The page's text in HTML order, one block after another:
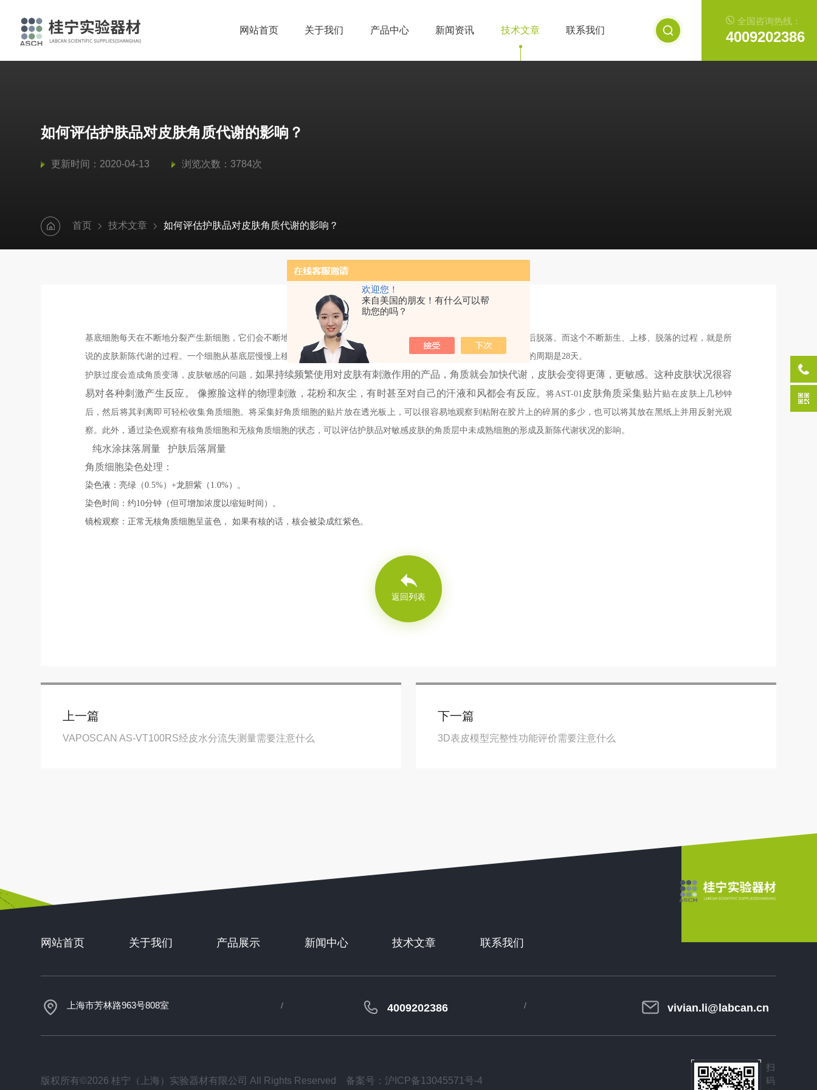
欢迎您！
来自美国的朋友！有什么可以帮
助您的吗？
全国咨询热线：
4009202386
网站首页 关于我们 产品中心 新闻资讯 技术文章 联系我们
如何评估护肤品对皮肤角质代谢的影响？
更新时间：2020-04-13 浏览次数：3784次
首页 技术文章 如何评估护肤品对皮肤角质代谢的影响？
基底细胞每天在不断地分裂产生新细胞，它们会不断地向外推移，进入角质层后细胞核消失，变成扁平的角质细胞，
然后脱落。而这个不断新生、上移、脱落的过程，就是所
说的皮肤新陈代谢的过程。一个细胞从基底层慢慢上移到透明层需要14天，从角质层到脱落也需要14天，肌肤新陈代谢的周期是28天。
护肤过度会造成角质变薄，皮肤敏感的问题 ， 如果持续频繁使用对皮肤有刺激作用的产品，角质就会加快代谢，皮肤会变得更薄，更敏感。这种皮肤状况很容
易对各种刺激产生反应。 像擦脸这样的物理刺激，花粉和灰尘，有时甚至对自己的汗液和风都会有反应。将AST-01 皮肤角质采集贴片贴在皮肤上几秒钟
后，然后将其剥离即可轻松收集角质细胞。将采集好角质细胞的贴片放在透光板上，可以很容易地观察到粘附在胶片上的碎屑的多少，也可以将其放在黑纸上并用反射光观
察。此外，通过染色观察有核角质细胞和无核角质细胞的状态，可以评估护肤品对敏感皮肤的角质层中未成熟细胞的形成及 新陈代谢状况的影响 。
纯水涂抹落屑量 护肤后落屑量
角质细胞染色处理：
染色液：亮绿（0.5%）+龙胆紫（1.0%）。
染色时间：约10分钟（但可增加浓度以缩短时间）。
镜检观察：正常无核角质细胞呈蓝色， 如果有核的话，核会被染成红紫色。
返回列表
上一篇
VAPOSCAN AS-VT100RS经皮水分流失测量需要注意什么
下一篇
3D表皮模型完整性功能评价需要注意什么
网站首页 关于我们 产品展示 新闻中心 技术文章 联系我们
上海市芳林路963号808室 4009202386 vivian.li@labcan.cn
版权所有©2026 桂宁（上海）实验器材有限公司 All Rights Reserved 备案号：沪ICP备13045571号-4
扫
码